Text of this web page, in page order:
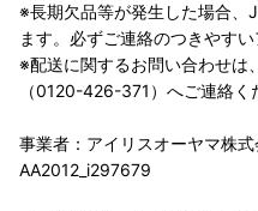
※長期欠品等が発生した場合、
ます。必ずご連絡のつきやす
※配送に関するお問い合わせは
（0120-426-371）へご連絡く
事業者：アイリスオーヤマ株式
AA2012_i297679